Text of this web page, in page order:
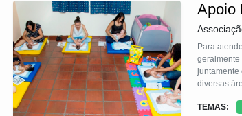
Apoio
Para
geralmente
juntamente
diversas áreas contribuem com conteúdo
materiais
TEMAS: